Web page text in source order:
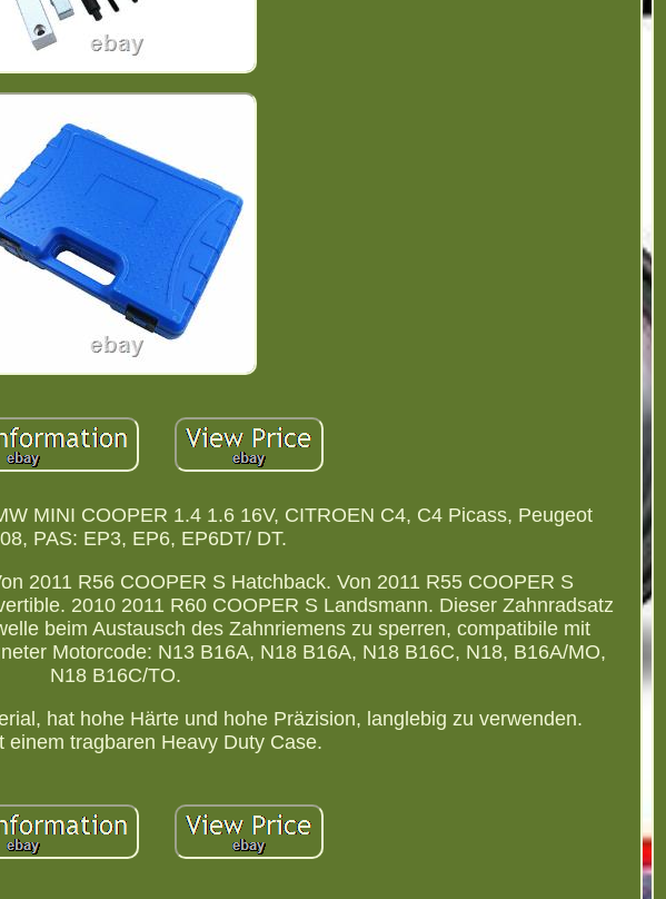
MINI COOPER 1.4 1.6 16V, CITROEN C4, C4 Picass, Peugeot
PAS: EP3, EP6, EP6DT/ DT.
2011 R56 COOPER S Hatchback. Von 2011 R55 COOPER S
2010 2011 R60 COOPER S Landsmann. Dieser Zahnradsatz
beim Austausch des Zahnriemens zu sperren, compatibile mit
Motorcode: N13 B16A, N18 B16A, N18 B16C, N18, B16A/MO,
N18 B16C/TO.
hat hohe Härte und hohe Präzision, langlebig zu verwenden.
einem tragbaren Heavy Duty Case.